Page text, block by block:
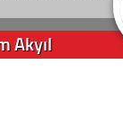
Akyıl